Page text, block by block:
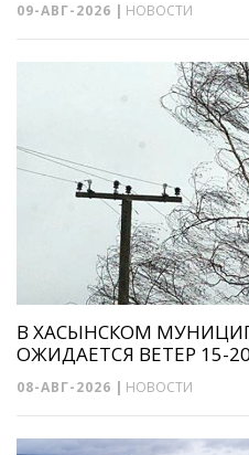
09-АВГ-2026 | НОВОСТИ
В ХАСЫНСКОМ
ОЖИДАЕТСЯ ВЕТЕР 15-
08-АВГ-2026 | НОВОСТИ